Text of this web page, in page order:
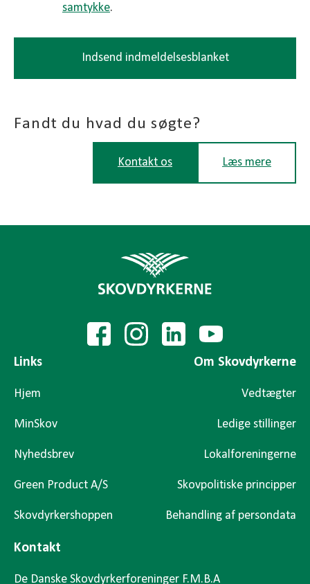
samtykke.
Indsend indmeldelsesblanket
Fandt du hvad du søgte?
Kontakt os Læs mere
Links
Hjem
MinSkov
Nyhedsbrev
Green Product A/S
Skovdyrkershoppen
Om Skovdyrkerne
Vedtægter
Ledige stillinger
Lokalforeningerne
Skovpolitiske principper
Behandling af persondata
Kontakt
De Danske Skovdyrkerforeninger F.M.B.A